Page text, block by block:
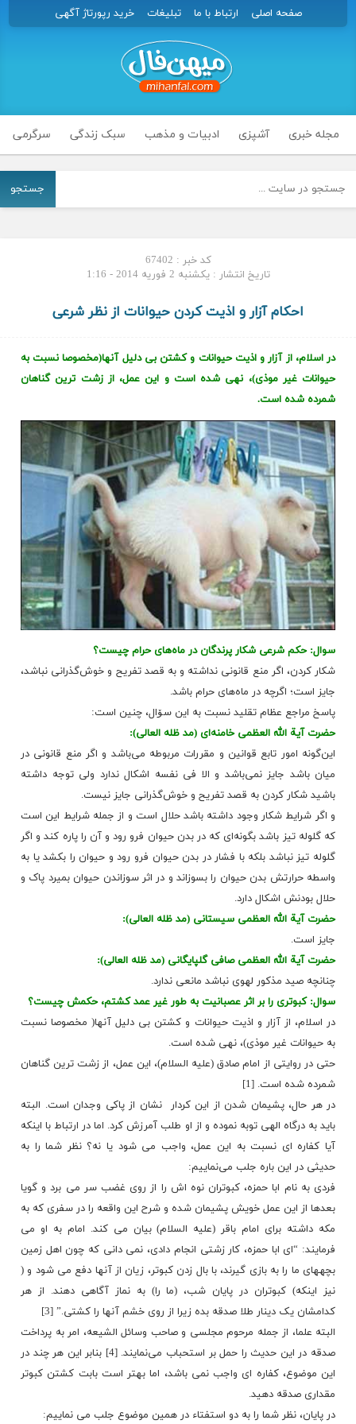
صفحه اصلی ارتباط با ما تبلیغات خرید رپورتاژ آگهی
مجله خبری آشپزی ادبیات و مذهب سبک زندگی سرگرمی
جستجو
کد خبر : 67402
تاریخ انتشار : یکشنبه 2 فوریه 2014 - 1:16
احکام آزار و اذیت کردن حیوانات از نظر شرعی
در اسلام، از آزار و اذیت حیوانات و کشتن بی دلیل آنها(مخصوصا نسبت به
حیوانات غیر موذی)، نهی شده است و این عمل، از زشت ترین گناهان
شمرده شده است.
سوال: حکم شرعی شکار پرندگان در ماه‌های حرام چیست؟
شکار کردن، اگر منع قانونی نداشته و به قصد تفریح و خوش‌گذرانی نباشد،
جایز است؛ اگرچه در ماه‌های حرام باشد.
پاسخ مراجع عظام تقلید نسبت به این سۆال، چنین است:
حضرت آیة الله العظمی خامنه‌ای (مد ظله العالی):
این‌گونه امور تابع قوانین و مقررات مربوطه مى‌باشد و اگر منع قانونى در
میان باشد جایز نمى‌باشد و الا فى نفسه اشکال ندارد ولی توجه داشته
باشید شکار کردن به قصد تفریح و خوش‌گذرانی جایز نیست.
و اگر شرایط شکار وجود داشته باشد حلال است و از جمله شرایط این است
که گلوله تیز باشد بگونه‌اى‌ که در بدن حیوان فرو رود و آن را پاره کند و اگر
گلوله تیز نباشد بلکه با فشار در بدن حیوان فرو رود و حیوان را بکشد یا به
واسطه حرارتش بدن حیوان را بسوزاند و در اثر سوزاندن حیوان بمیرد پاک و
حلال بودنش اشکال دارد.
حضرت آیة الله العظمی سیستانی (مد ظله العالی):
جایز است.
حضرت آیة الله العظمی صافی گلپایگانی (مد ظله العالی):
چنانچه صید مذکور لهوی نباشد مانعی ندارد.
سوال: کبوتری را بر اثر عصبانیت به طور غیر عمد کشتم، حکمش چیست؟
در اسلام، از آزار و اذیت حیوانات و کشتن بی دلیل آنها( مخصوصا نسبت
به حیوانات غیر موذی)، نهی شده است.
حتی در روایتی از امام صادق (علیه السلام)، این عمل، از زشت ترین گناهان
شمرده شده است. [1]
در هر حال، پشیمان شدن از این کردار نشان از پاکی وجدان است. البته
باید به درگاه الهی توبه نموده و از او طلب آمرزش کرد. اما در ارتباط با اینکه
آیا کفاره ای نسبت به این عمل، واجب می شود یا نه؟ نظر شما را به
حدیثی در این باره جلب می‌نماییم:
فردی به نام ابا حمزه، کبوتران نوه اش را از روی غضب سر می برد و گویا
بعدها از این عمل خویش پشیمان شده و شرح این واقعه را در سفری که به
مکه داشته برای امام باقر (علیه السلام) بیان می کند. امام به او می
فرمایند: “اى ابا حمزه، کار زشتی انجام دادی، نمی دانى که چون اهل زمین
بچه‏هاى ما را به بازى گیرند، با بال زدن کبوتر، زیان از آنها دفع می شود و (
نیز اینکه) کبوتران در پایان شب، (ما را) به نماز آگاهى دهند. از هر
کدامشان یک دینار طلا صدقه بده زیرا از روی خشم آنها را کشتى.” [3]
البته علما، از جمله مرحوم مجلسی و صاحب وسائل الشیعه، امر به پرداخت
صدقه در این حدیث را حمل بر استحباب می‌نمایند. [4] بنابر این هر چند در
این موضوع، کفاره ای واجب نمی باشد، اما بهتر است بابت کشتن کبوتر
مقداری صدقه دهید.
در پایان، نظر شما را به دو استفتاء در همین موضوع جلب می نماییم: